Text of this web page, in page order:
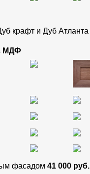
крафт и Дуб Атланта
МДФ
фасадом 41 000 руб.